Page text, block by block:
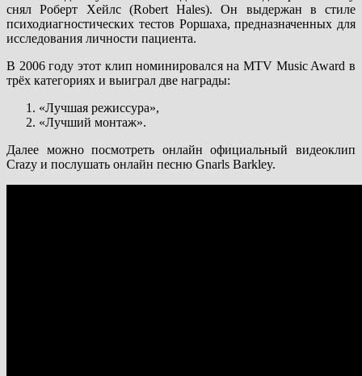
снял Роберт Хейлс (Robert Hales). Он выдержан в стиле
психодиагностических тестов Роршаха, предназначенных для
исследования личности пациента.
В 2006 году этот клип номинировался на MTV Music Award в
трёх категориях и выиграл две награды:
«Лучшая режиссура»,
«Лучший монтаж».
Далее можно посмотреть онлайн официальный видеоклип
Crazy и послушать онлайн песню Gnarls Barkley.